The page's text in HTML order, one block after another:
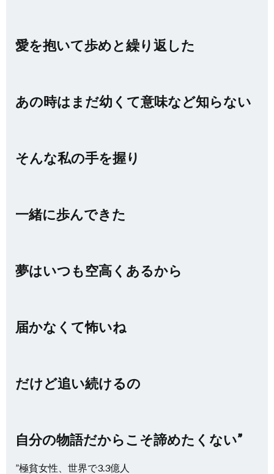
愛を抱いて歩めと繰り返した
あの時はまだ幼くて意味など知らない
そんな私の手を握り
一緒に歩んできた
夢はいつも空高くあるから
届かなくて怖いね
だけど追い続けるの
自分の物語だからこそ諦めたくない”
”極貧女性、世界で3.3億人